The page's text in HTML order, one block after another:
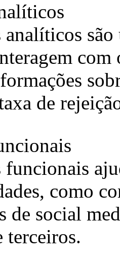
são
com
de
funcionais
como
de social
terceiros.